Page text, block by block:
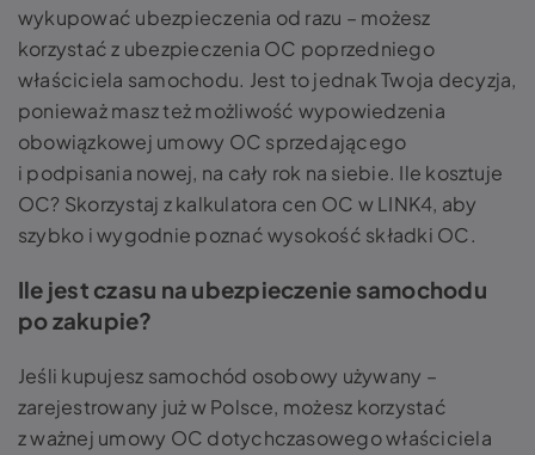
wykupować ubezpieczenia od razu – możesz
korzystać z ubezpieczenia OC poprzedniego
właściciela samochodu. Jest to jednak Twoja decyzja,
ponieważ masz też możliwość wypowiedzenia
obowiązkowej umowy OC sprzedającego
i podpisania nowej, na cały rok na siebie. Ile kosztuje
OC? Skorzystaj z kalkulatora cen OC w LINK4, aby
szybko i wygodnie poznać wysokość składki OC.
Ile jest czasu na ubezpieczenie samochodu
po zakupie?
Jeśli kupujesz samochód osobowy używany –
zarejestrowany już w Polsce, możesz korzystać
z ważnej umowy OC dotychczasowego właściciela